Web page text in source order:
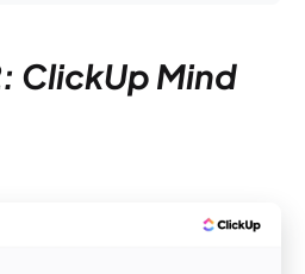
ClickUp Mind